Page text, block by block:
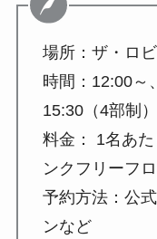
場所：ザ・ロ
時間：12:00～
15:30（4部制）
料金： 1名あ
ンクフリーフ
予約方法：公
ンなど